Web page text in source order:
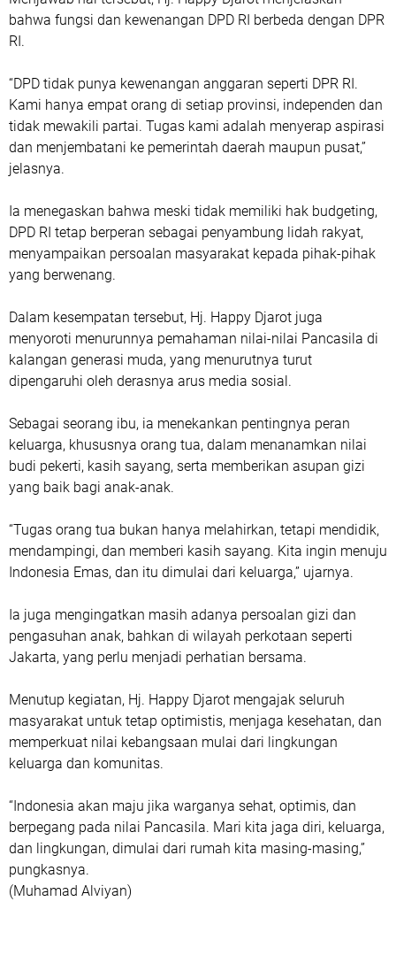
bahwa fungsi dan kewenangan DPD RI berbeda dengan DPR
RI.
“DPD tidak punya kewenangan anggaran seperti DPR RI.
Kami hanya empat orang di setiap provinsi, independen dan
tidak mewakili partai. Tugas kami adalah menyerap aspirasi
dan menjembatani ke pemerintah daerah maupun pusat,”
jelasnya.
Ia menegaskan bahwa meski tidak memiliki hak budgeting,
DPD RI tetap berperan sebagai penyambung lidah rakyat,
menyampaikan persoalan masyarakat kepada pihak-pihak
yang berwenang.
Dalam kesempatan tersebut, Hj. Happy Djarot juga
menyoroti menurunnya pemahaman nilai-nilai Pancasila di
kalangan generasi muda, yang menurutnya turut
dipengaruhi oleh derasnya arus media sosial.
Sebagai seorang ibu, ia menekankan pentingnya peran
keluarga, khususnya orang tua, dalam menanamkan nilai
budi pekerti, kasih sayang, serta memberikan asupan gizi
yang baik bagi anak-anak.
“Tugas orang tua bukan hanya melahirkan, tetapi mendidik,
mendampingi, dan memberi kasih sayang. Kita ingin menuju
Indonesia Emas, dan itu dimulai dari keluarga,” ujarnya.
Ia juga mengingatkan masih adanya persoalan gizi dan
pengasuhan anak, bahkan di wilayah perkotaan seperti
Jakarta, yang perlu menjadi perhatian bersama.
Menutup kegiatan, Hj. Happy Djarot mengajak seluruh
masyarakat untuk tetap optimistis, menjaga kesehatan, dan
memperkuat nilai kebangsaan mulai dari lingkungan
keluarga dan komunitas.
“Indonesia akan maju jika warganya sehat, optimis, dan
berpegang pada nilai Pancasila. Mari kita jaga diri, keluarga,
dan lingkungan, dimulai dari rumah kita masing-masing,”
pungkasnya.
(Muhamad Alviyan)